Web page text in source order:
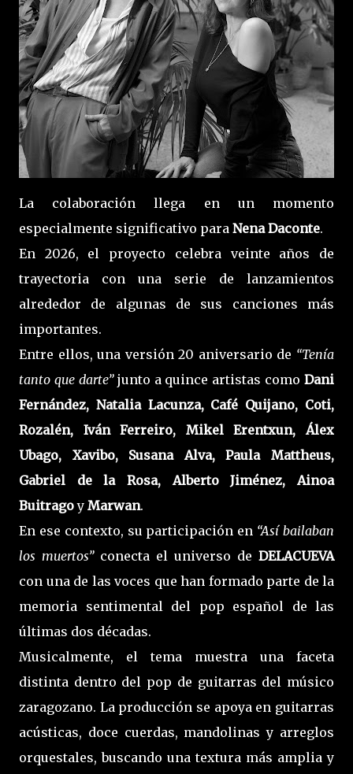
La colaboración llega en un momento
especialmente significativo para Nena Daconte.
En 2026, el proyecto celebra veinte años de
trayectoria con una serie de lanzamientos
alrededor de algunas de sus canciones más
importantes.
Entre ellos, una versión 20 aniversario de “Tenía
tanto que darte” junto a quince artistas como Dani
Fernández, Natalia Lacunza, Café Quijano, Coti,
Rozalén, Iván Ferreiro, Mikel Erentxun, Álex
Ubago, Xavibo, Susana Alva, Paula Mattheus,
Gabriel de la Rosa, Alberto Jiménez, Ainoa
Buitragoy Marwan.
En ese contexto, su participación en “Así bailaban
los muertos” conecta el universo de DELACUEVA
con una de las voces que han formado parte de la
memoria sentimental del pop español de las
últimas dos décadas.
Musicalmente, el tema muestra una faceta
distinta dentro del pop de guitarras del músico
zaragozano. La producción se apoya en guitarras
acústicas, doce cuerdas, mandolinas y arreglos
orquestales, buscando una textura más amplia y